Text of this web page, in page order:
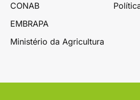
CONAB
EMBRAPA
Ministério da Agricultura